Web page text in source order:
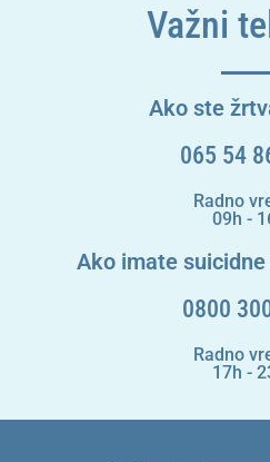
Važni
Ako ste
065 54
Radno
09h -
Ako imate
0800
Radno
17h -